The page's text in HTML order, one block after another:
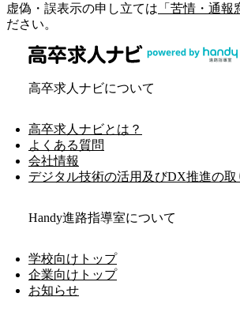
虚偽・誤表示の申し立ては 「苦情・通報
ださい。
高卒求人ナビについて
高卒求人ナビとは？
よくある質問
会社情報
デジタル技術の活用及びDX推進の取
Handy進路指導室について
学校向けトップ
企業向けトップ
お知らせ